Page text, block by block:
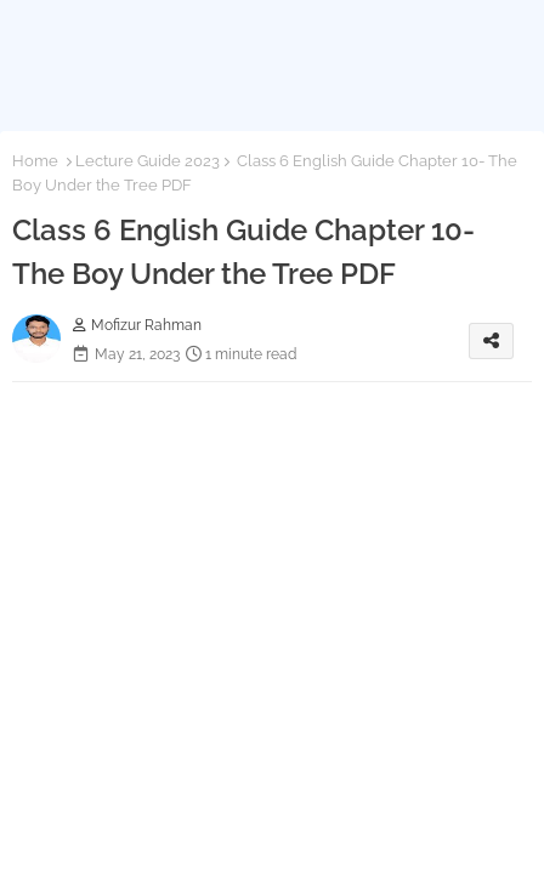
Home Lecture Guide 2023
Class 6 English Guide Chapter 10- The
Boy Under the Tree PDF
Class 6 English Guide Chapter 10-
The Boy Under the Tree PDF
Mofizur Rahman
May 21, 2023
1 minute read